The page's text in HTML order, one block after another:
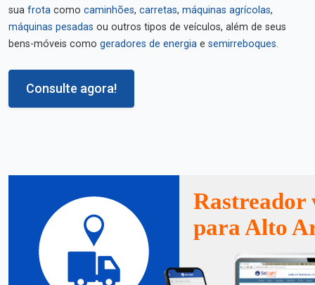
sua frota como caminhões, carretas, máquinas agrícolas,
máquinas pesadas ou outros tipos de veículos, além de seus
bens-móveis como geradores de energia e semirreboques.
Consulte agora!
Rastreador
para Alto